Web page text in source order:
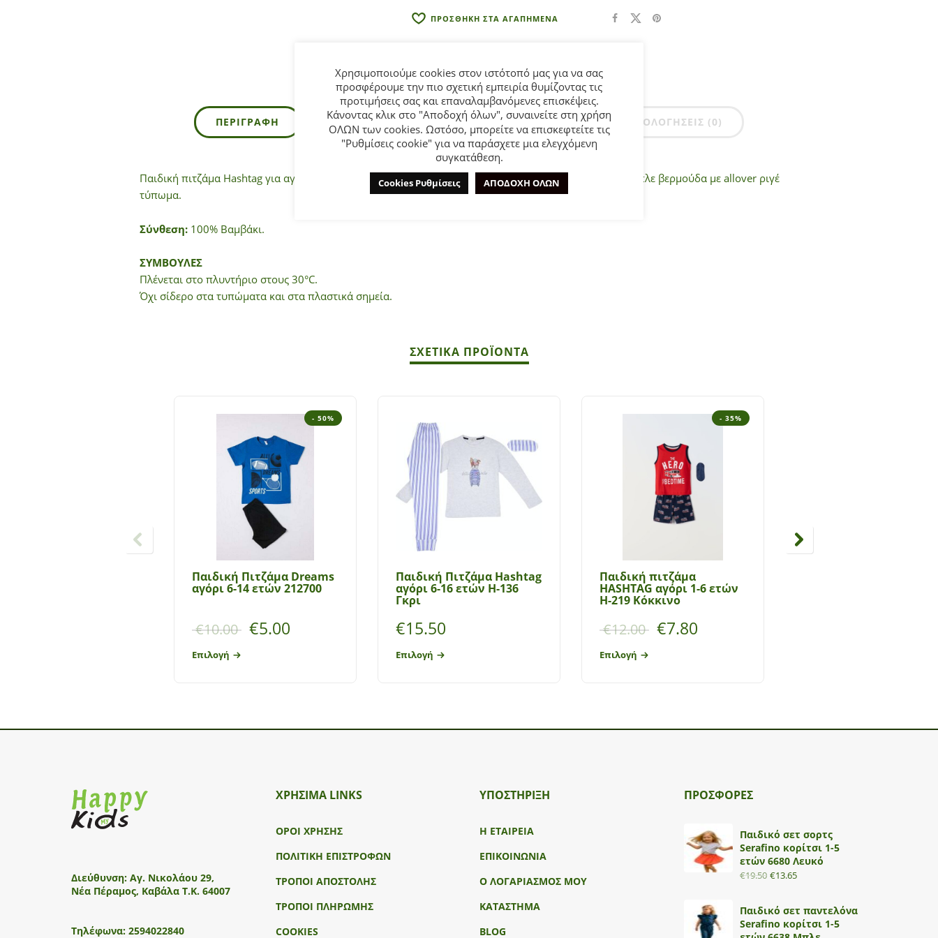
ΠΡΟΣΘΗΚΗ ΣΤΑ ΑΓΑΠΗΜΕΝΑ
ΠΕΡΙΓΡΑΦΉ ΕΠΙΠΛΈΟΝ ΠΛΗΡΟΦΟΡΊΕΣ ΕΤΑΙΡΊΑ ΑΞΙΟΛΟΓΉΣΕΙΣ (0)
Παιδική πιτζάμα Hashtag για αγόρι από 1 έως 6 ετών. Μπλούζα σε πορτοκαλί χρώμα με τύπωμα και μπλε βερμούδα με allover ριγέ
τύπωμα.
Σύνθεση:100% Βαμβάκι.
ΣΥΜΒΟΥΛΕΣ
Πλένεται στο πλυντήριο στους 30°C.
Όχι σίδερο στα τυπώματα και στα πλαστικά σημεία.
ΣΧΕΤΙΚΆ ΠΡΟΪΌΝΤΑ
- 50%
Παιδική Πιτζάμα Dreams
αγόρι 6-14 ετών 212700
€10.00 €5.00
Επιλογή
Παιδική Πιτζάμα Hashtag
αγόρι 6-16 ετών Η-136
Γκρι
€15.50
Επιλογή
- 35%
Παιδική πιτζάμα
HASHTAG αγόρι 1-6 ετών
Η-219 Κόκκινο
€12.00 €7.80
Επιλογή
Διεύθυνση: Αγ. Νικολάου 29,
Νέα Πέραμος, Καβάλα Τ.Κ. 64007
Τηλέφωνα: 2594022840
ΧΡΗΣΙΜΑ LINKS
ΟΡΟΙ ΧΡΗΣΗΣ
ΠΟΛΙΤΙΚΗ ΕΠΙΣΤΡΟΦΩΝ
ΤΡΟΠΟΙ ΑΠΟΣΤΟΛΗΣ
ΤΡΟΠΟΙ ΠΛΗΡΩΜΗΣ
COOKIES
ΥΠΟΣΤΉΡΙΞΗ
Η ΕΤΑΙΡΕΙΑ
ΕΠΙΚΟΙΝΩΝΙΑ
Ο ΛΟΓΑΡΙΑΣΜΟΣ ΜΟΥ
ΚΑΤΑΣΤΗΜΑ
BLOG
ΠΡΟΣΦΟΡΕΣ
Παιδικό σετ σορτς
Serafino κορίτσι 1-5
ετών 6680 Λευκό
€19.50 €13.65
Παιδικό σετ παντελόνα
Serafino κορίτσι 1-5
Χρησιμοποιούμε cookies στον ιστότοπό μας για να σας
προσφέρουμε την πιο σχετική εμπειρία θυμίζοντας τις
προτιμήσεις σας και επαναλαμβανόμενες επισκέψεις.
Κάνοντας κλικ στο "Αποδοχή όλων", συναινείτε στη χρήση
ΟΛΩΝ των cookies. Ωστόσο, μπορείτε να επισκεφτείτε τις
"Ρυθμίσεις cookie" για να παράσχετε μια ελεγχόμενη
συγκατάθεση.
Cookies Ρυθμίσεις ΑΠΟΔΟΧΗ ΟΛΩΝ